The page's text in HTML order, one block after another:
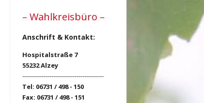
– Wahlkreisbüro –
Anschrift & Kontakt:
Hospitalstraße 7
55232 Alzey
------------------------------------------
Tel: 06731 / 498 - 150
Fax: 06731 / 498 - 151